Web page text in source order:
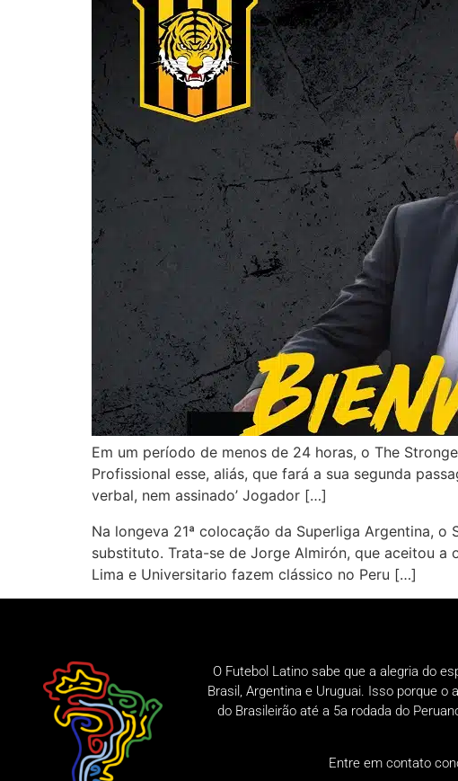
Em um período de menos de 24 horas, o The
Profissional esse, aliás, que fará a sua segunda
verbal, nem assinado’ Jogador […]
Na longeva 21ª colocação da Superliga Argentina,
substituto. Trata-se de Jorge Almirón, que aceitou
Lima e Universitario fazem clássico no Peru […]
O Futebol Latino sabe que a alegria do
Brasil, Argentina e Uruguai. Isso porque o
do Brasileirão até a 5a rodada do
Entre em contato